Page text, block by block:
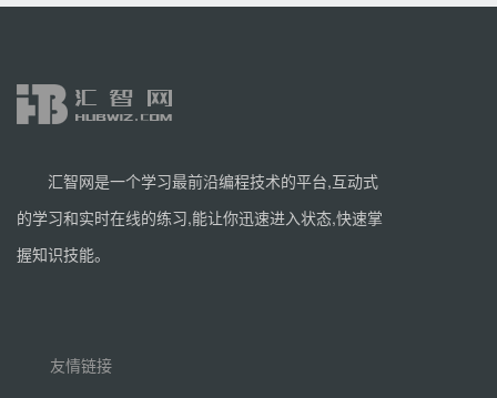
汇智网是一个学习最前沿编程技术的平台,互动式
的学习和实时在线的练习,能让你迅速进入状态,快速掌
握知识技能。
友情链接